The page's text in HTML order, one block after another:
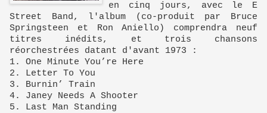
en cinq jours, avec le E
Street Band, l'album (co-produit par Bruce
Springsteen et Ron Aniello) comprendra neuf
titres inédits, et trois chansons
réorchestrées datant d'avant 1973 :
1. One Minute You’re Here
2. Letter To You
3. Burnin’ Train
4. Janey Needs A Shooter
5. Last Man Standing